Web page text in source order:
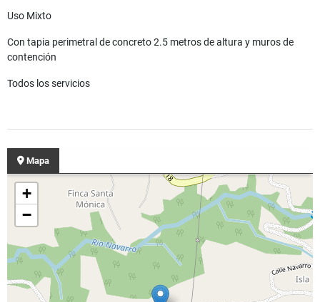
Uso Mixto
Con tapia perimetral de concreto 2.5 metros de altura y muros de
contención
Todos los servicios
Mapa
+
−